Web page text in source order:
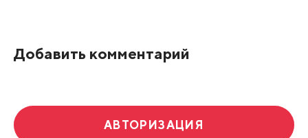
Добавить комментарий
АВТОРИЗАЦИЯ